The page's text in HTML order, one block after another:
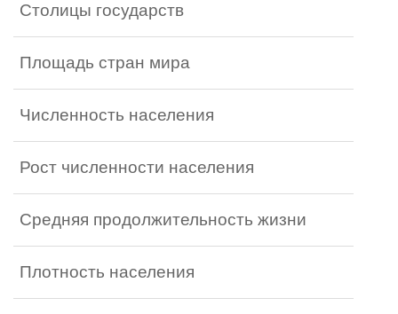
Столицы государств
Площадь стран мира
Численность населения
Рост численности населения
Средняя продолжительность жизни
Плотность населения